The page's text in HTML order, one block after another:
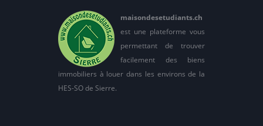
maisondesetudiants.ch
est une plateforme vous
permettant de trouver
facilement des biens
immobiliers à louer dans les environs de la
HES-SO de Sierre.